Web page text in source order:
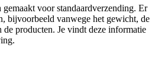
voor standaardverzending. Er
bijvoorbeeld vanwege het gewicht, de
de producten. Je vindt deze informatie